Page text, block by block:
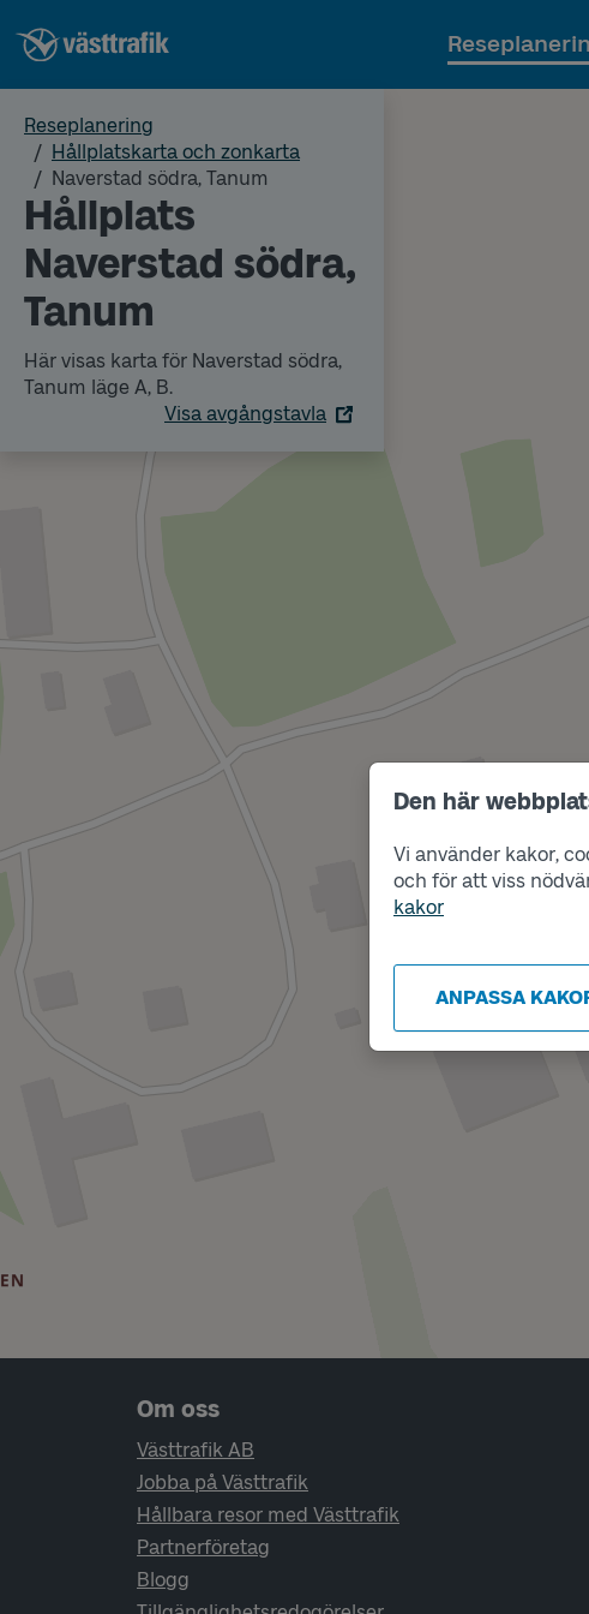
Den här
Vi använder kakor,
och för att viss
kakor
ANPASSA
Reseplanering
Hållplatskarta och zonkarta
Naverstad södra, Tanum
Hållplats
Naverstad södra,
Tanum
Här visas karta för Naverstad södra,
Tanum läge A, B.
Visa avgångstavla
Sidfotsnavigering
Om oss
Västtrafik AB
Jobba på Västtrafik
Hållbara resor med Västtrafik
Partnerföretag
Blogg